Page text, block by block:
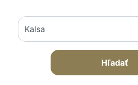
Hľadať